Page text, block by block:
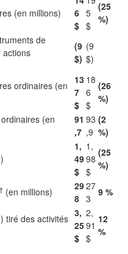
(en millions)
6
$
5
$
(25
%)
de
actions
(9
$)
(9
$)
ordinaires (en
13
7
$
18
6
$
(26
%)
(en
91
,7
93
,9
(2
%)
1,
49
$
1,
98
$
(25
%)
† (en millions)
29
8
27
3
9 %
tiré des activités 3,
25
$
2,
91
$
12
%